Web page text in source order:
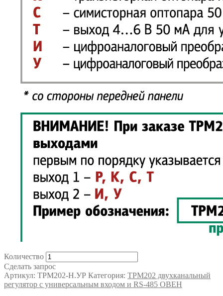
Количество
Сделать запрос
Артикул: ТРМ202-Н.УР Категория: ТРМ202 двухканальный
регулятор с универсальным входом и RS-485 ОВЕН